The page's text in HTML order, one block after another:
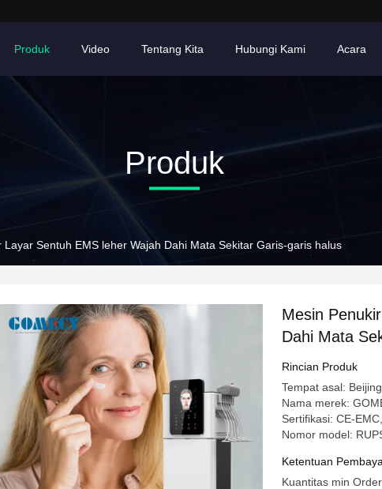
Produk Video Tentang Kita Hubungi Kami Acara
Produk
Layar Sentuh EMS leher Wajah Dahi Mata Sekitar Garis-garis halus
Mesin
Dahi Mata
Rincian Produk
Tempat asal: Beijing
Nama merek:
Sertifikasi: CE-
Nomor model:
Ketentuan
Kuantitas min